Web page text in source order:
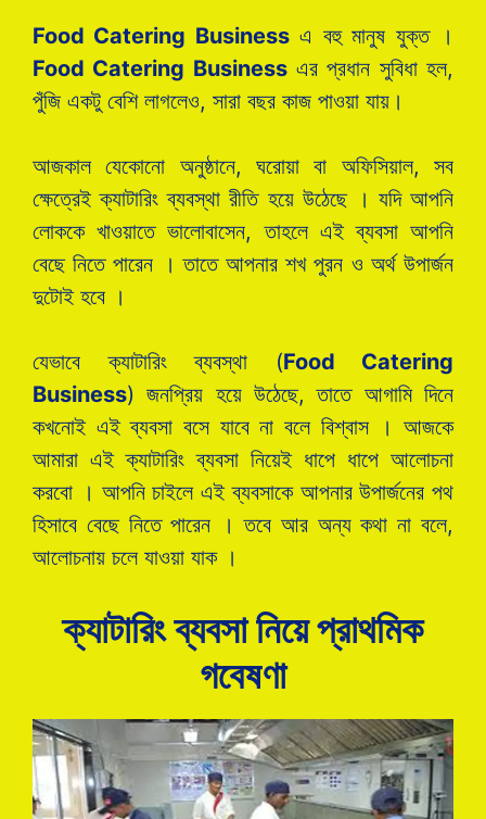
Food Catering Businessএ বহু মানুষ যুক্ত ।
Food Catering Businessএর প্রধান সুবিধা হল,
পুঁজি একটু বেশি লাগলেও, সারা বছর কাজ পাওয়া যায়।
আজকাল যেকোনো অনুষ্ঠানে, ঘরোয়া বা অফিসিয়াল, সব
ক্ষেত্রেই ক্যাটারিং ব্যবস্থা রীতি হয়ে উঠেছে । যদি আপনি
লোককে খাওয়াতে ভালোবাসেন, তাহলে এই ব্যবসা আপনি
বেছে নিতে পারেন । তাতে আপনার শখ পুরন ও অর্থ উপার্জন
দুটোই হবে ।
যেভাবে ক্যাটারিং ব্যবস্থা (Food Catering
Business) জনপ্রিয় হয়ে উঠেছে, তাতে আগামি দিনে
কখনোই এই ব্যবসা বসে যাবে না বলে বিশ্বাস । আজকে
আমারা এই ক্যাটারিং ব্যবসা নিয়েই ধাপে ধাপে আলোচনা
করবো । আপনি চাইলে এই ব্যবসাকে আপনার উপার্জনের পথ
হিসাবে বেছে নিতে পারেন । তবে আর অন্য কথা না বলে,
আলোচনায় চলে যাওয়া যাক ।
ক্যাটারিং ব্যবসা নিয়ে প্রাথমিক
গবেষণা